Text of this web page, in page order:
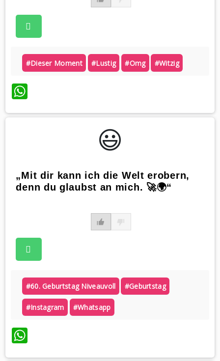
#dieser Moment #lustig #omg #witzig
WhatsApp
😃️
„Mit dir kann ich die Welt erobern,
denn du glaubst an mich. 🚀🌍“
#60. Geburtstag Niveauvoll #geburtstag
#instagram #whatsapp
WhatsApp